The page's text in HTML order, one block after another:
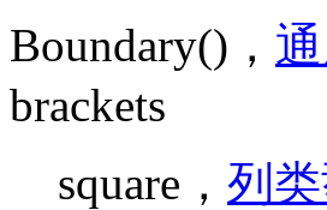
Boundary()，
brackets
square， 列